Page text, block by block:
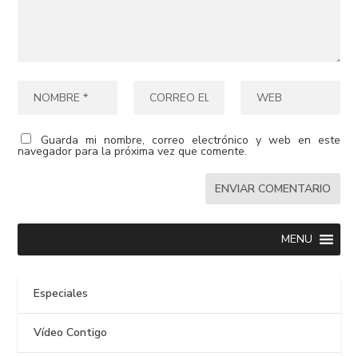
Guarda mi nombre, correo electrónico y web en este
navegador para la próxima vez que comente.
MENU
Especiales
Vídeo Contigo